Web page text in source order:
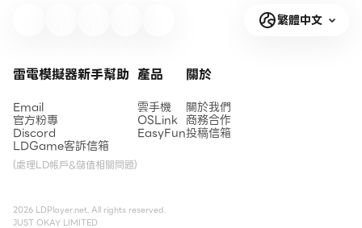
繁體中文
雷電模擬器新手幫助
Email
官方粉專
Discord
LDGame客訴信箱
(處理LD帳戶&儲值相關問題)
產品
雲手機
OSLink
EasyFun
關於
關於我們
商務合作
投稿信箱
2026 LDPlayer.net. All rights reserved.
JUST OKAY LIMITED